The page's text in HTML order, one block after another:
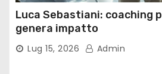
Luca Sebastiani: coaching
genera impatto
Lug 15, 2026 Admin